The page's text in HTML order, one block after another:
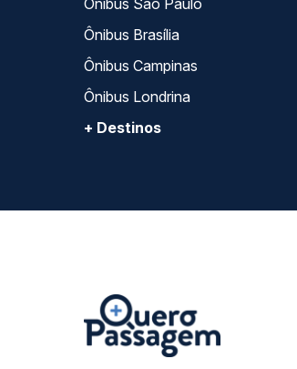
Ônibus São Paulo
Ônibus Brasília
Ônibus Campinas
Ônibus Londrina
+ Destinos